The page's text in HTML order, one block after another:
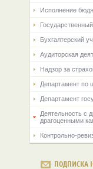
Исполнение
Бухгалтерский
Аудиторская
Надзор за
Департамент по
Департамент
Деятельность с
драгоценными
Контрольно-
ПОДПИСКА